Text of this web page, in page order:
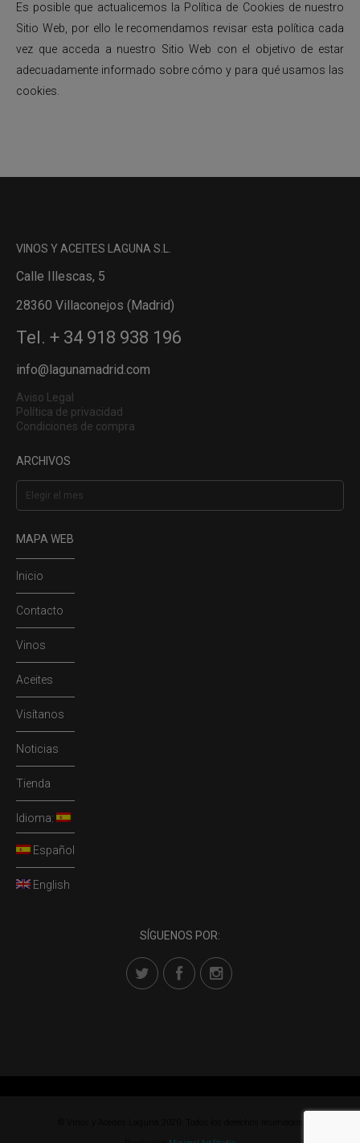
Es posible que actualicemos la Política de Cookies de nuestro
Sitio Web, por ello le recomendamos revisar esta política cada
vez que acceda a nuestro Sitio Web con el objetivo de estar
adecuadamente informado sobre cómo y para qué usamos las
cookies.
VINOS Y ACEITES LAGUNA S.L.
Calle Illescas, 5
28360 Villaconejos (Madrid)
Tel. + 34 918 938 196
info@lagunamadrid.com
Aviso Legal
Política de privacidad
Condiciones de compra
ARCHIVOS
Archivos
MAPA WEB
Inicio
Contacto
Vinos
Aceites
Visítanos
Noticias
Tienda
Idioma:
Español
English
SÍGUENOS POR: